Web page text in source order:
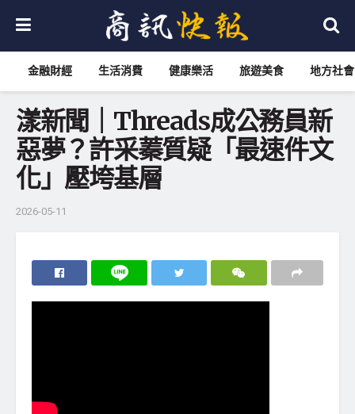
金融財經 生活消費 健康樂活 旅遊美食 地方社會
漾新聞｜Threads成公務員新
惡夢？許采蓁質疑「最速件文
化」壓垮基層
2026-05-11